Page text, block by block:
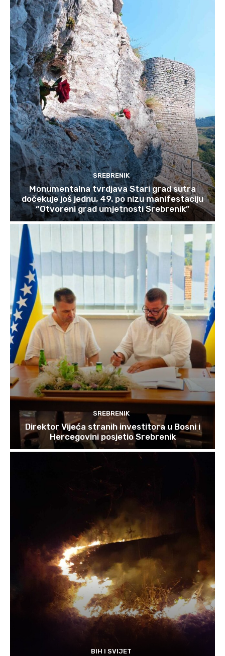
SREBRENIK
Monumentalna tvrdjava Stari grad sutra
dočekuje još jednu, 49. po nizu manifestaciju
“Otvoreni grad umjetnosti Srebrenik”
SREBRENIK
Direktor Vijeća stranih investitora u Bosni i
Hercegovini posjetio Srebrenik
BIH I SVIJET